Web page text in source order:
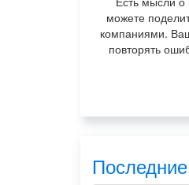
можете
компаниями.
повторять